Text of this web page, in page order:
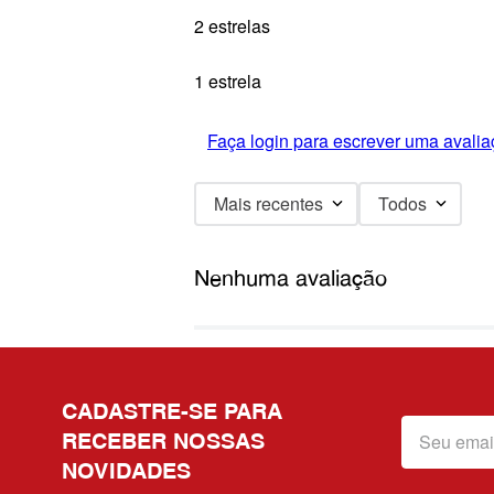
2 estrelas
1 estrela
Faça login para escrever uma
Mais recentes Todos
Nenhuma avaliação
CADASTRE-SE PARA
RECEBER NOSSAS
NOVIDADES